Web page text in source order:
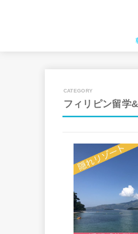
フィリピン留学